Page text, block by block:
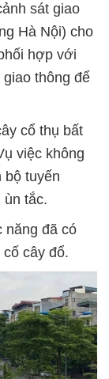
sát giao
Hà Nội) cho
hợp với
thông để
cổ thụ bất
việc không
bộ tuyến
tắc.
năng đã có
cây đổ.